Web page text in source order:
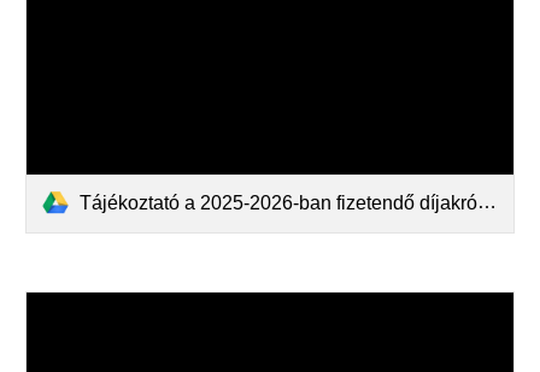
Tájékoztató a 2025-2026-ban fizetendő díjakról.pdf